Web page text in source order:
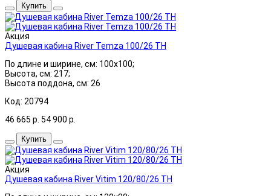
Купить
Акция
Душевая кабина River Temza 100/26 ТН
По длине и ширине, см: 100x100;
Высота, см: 217;
Высота поддона, см: 26
Код: 20794
46 665 р. 54 900 р.
Купить
Акция
Душевая кабина River Vitim 120/80/26 ТН